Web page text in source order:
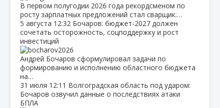
В первом полугодии 2026 года рекордсменом по
росту зарплатных предложений стал сварщик:…
5 августа 12:32 Бочаров: бюджет‑2027 должен
сочетать осторожность, соцподдержку и рост
инвестиций
Андрей Бочаров сформулировал задачи по
формированию и исполнению областного бюджета
на…
31 июля 12:11 Волгоградская область под ударом:
Бочаров озвучил данные о последствиях атаки
БПЛА